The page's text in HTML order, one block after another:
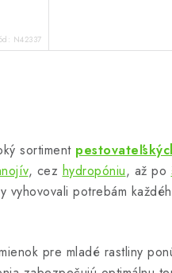
N42337
sortiment
, cez hydropóniu, až po
vyhovovali potrebám
pre mladé rastliny